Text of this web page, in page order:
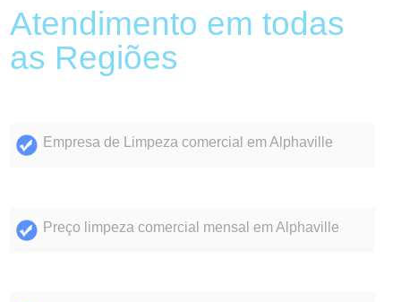
Atendimento em todas
as Regiões
Empresa de Limpeza comercial em Alphaville
Preço limpeza comercial mensal em Alphaville